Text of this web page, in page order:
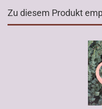
Zu diesem Produkt